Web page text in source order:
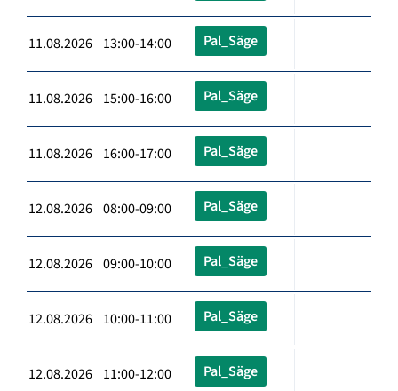
11.08.2026 13:00-14:00 Pal_Säge
11.08.2026 15:00-16:00 Pal_Säge
11.08.2026 16:00-17:00 Pal_Säge
12.08.2026 08:00-09:00 Pal_Säge
12.08.2026 09:00-10:00 Pal_Säge
12.08.2026 10:00-11:00 Pal_Säge
12.08.2026 11:00-12:00 Pal_Säge